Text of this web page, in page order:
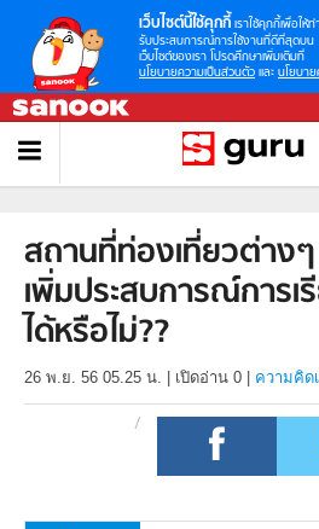
เว็บไซต์นี้ใช้คุกกี้ เราใช้คุกกี้เพื่อให้ท่
รับประสบการณ์การใช้งานที่ดีที่สุดบน
เว็บไซต์ของเรา โปรดศึกษาเพิ่มเติมที่
นโยบายความเป็นส่วนตัว และ นโยบา
สถานที่ท่องเที่ยวต่าง
เพิ่มประสบการณ์การเ
ได้หรือไม่??
26 พ.ย. 56 05.25 น. เปิดอ่าน 0 ความคิด